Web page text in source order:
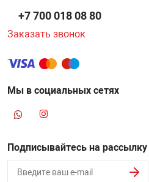
+7 700 018 08 80
Заказать звонок
Мы в социальных сетях
Подписывайтесь на рассылку